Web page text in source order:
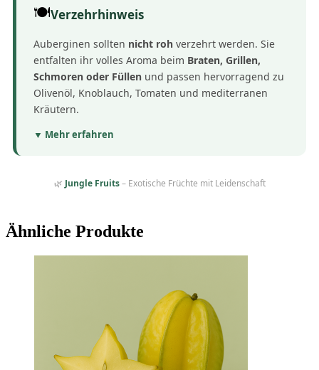
🍽️Verzehrhinweis
Auberginen sollten nicht roh verzehrt werden. Sie
entfalten ihr volles Aroma beim Braten, Grillen,
Schmoren oder Füllen und passen hervorragend zu
Olivenöl, Knoblauch, Tomaten und mediterranen
Kräutern.
▼ Mehr erfahren
🌿 Jungle Fruits– Exotische Früchte mit Leidenschaft
Ähnliche Produkte